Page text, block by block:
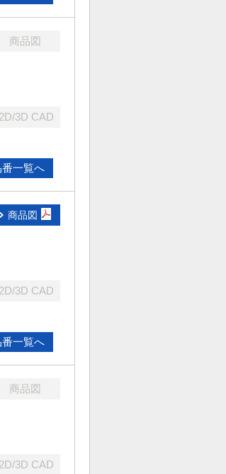
商品図
2D/3D CAD
一覧へ
商品図
2D/3D CAD
一覧へ
商品図
2D/3D CAD